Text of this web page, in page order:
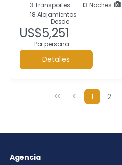
3 Transportes 13 Noches
18 Alojamientos
Desde
US$5,251
Por persona
Detalles
1 2
Agencia